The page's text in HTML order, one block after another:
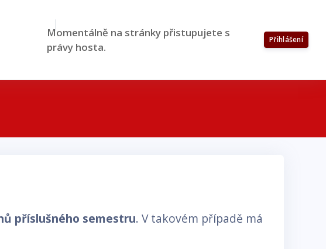
Momentálně na stránky přistupujete s
právy hosta.
Přihlášení
příslušného semestru. V takovém případě má